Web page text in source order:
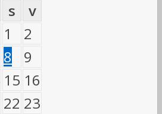
s
v
1
2
8
9
15 16
22 23